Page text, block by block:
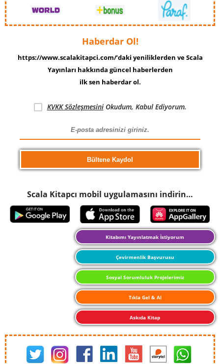
Haberdar Ol!
https://www.scalakitapci.com/’daki yeniliklerden ve Scala
Yayınları hakkında güncel haberlerden
ilk sen haberdar ol.
KVKK SözleşmesiniOkudum, Kabul Ediyorum.
Scala Kitapcı mobil uygulamasını indirin…
Kitabımı Yayınlatmak İstiyorum
Çevirmenlik Başvurusu
Sosyal Sorumluluk Projelerimiz
Tıkla Gel & Al
Askıda Kitap